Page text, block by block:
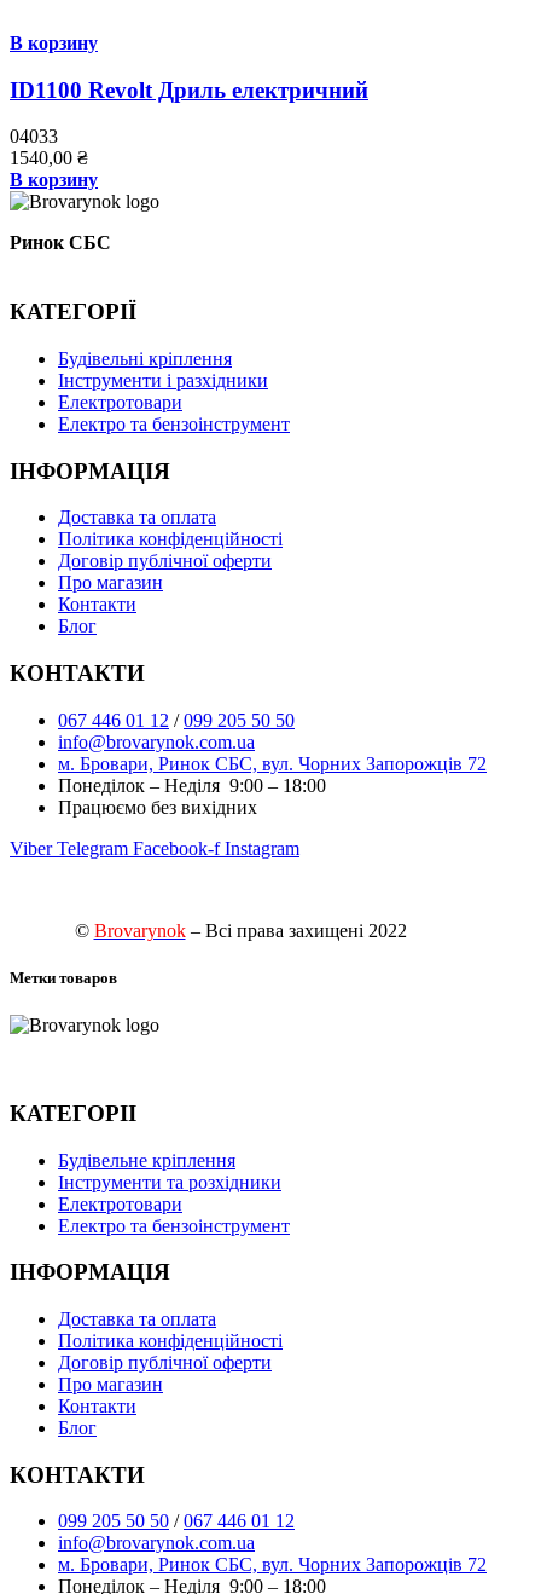
В корзину
ID1100 Revolt Дриль електричний
04033
1540,00 ₴
В корзину
Ринок СБС
КАТЕГОРІЇ
Будівельні кріплення
Інструменти і разхідники
Електротовари
Електро та бензоінструмент
ІНФОРМАЦІЯ
Доставка та оплата
Політика конфіденційності
Договір публічної оферти
Про магазин
Контакти
Блог
КОНТАКТИ
067 446 01 12 /099 205 50 50
info@brovarynok.com.ua
м. Бровари, Ринок СБС, вул. Чорних Запорожців 72
Понеділок – Неділя 9:00 – 18:00
Працюємо без вихідних
Viber Telegram Facebook-f Instagram
© Brovarynok– Всі права захищені 2022
Метки товаров
КАТЕГОРІІ
Будівельне кріплення
Інструменти та розхідники
Електротовари
Електро та бензоінструмент
ІНФОРМАЦІЯ
Доставка та оплата
Політика конфіденційності
Договір публічної оферти
Про магазин
Контакти
Блог
КОНТАКТИ
099 205 50 50 /067 446 01 12
info@brovarynok.com.ua
м. Бровари, Ринок СБС, вул. Чорних Запорожців 72
Понеділок – Неділя 9:00 – 18:00